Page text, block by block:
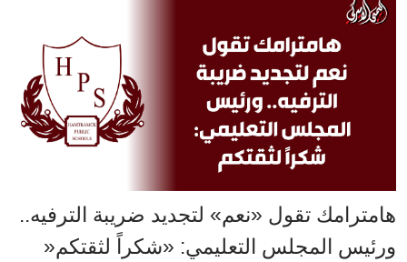
هامترامك تقول «نعم» لتجديد ضريبة الترفيه..
ورئيس المجلس التعليمي: «شكراً لثقتكم«